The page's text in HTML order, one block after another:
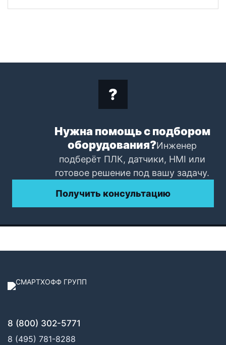
Нужна помощь с подбором
оборудования?Инженер
подберёт ПЛК, датчики, HMI или
готовое решение под вашу задачу.
Получить консультацию
8 (800) 302-5771
8 (495) 781-8288